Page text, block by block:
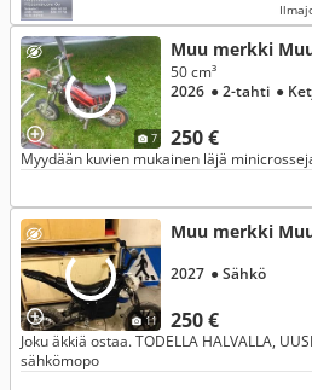
7
Muu merkki
250 €
50 cm³
2026 ● 2-tahti ●
Myydään kuvien mukainen läjä
11
Muu merkki
250 €
2027 ● Sähkö
Joku äkkiä ostaa. TODELLA HALVALLA,
sähkömopo